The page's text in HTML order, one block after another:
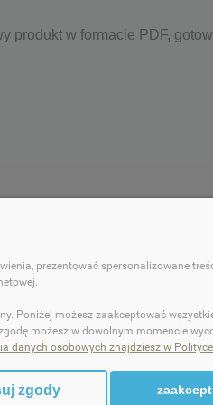
produkt w formacie PDF,
zamówienia
prezentować spersonalizowane
Poniżej możesz zaakceptować
możesz w dowolnym momencie
danych osobowych znajdziesz w
zgody